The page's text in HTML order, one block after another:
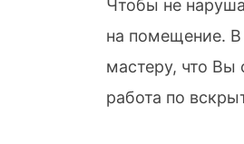
Чтобы не
на помещение. В
мастеру, что Вы
работа по